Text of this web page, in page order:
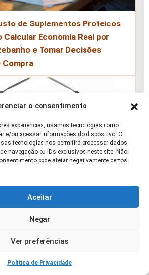
o consentimento
experiências, usamos tecnologias como
e/ou acessar informações do dispositivo. O
tecnologias nos permitirá processar dados
navegação ou IDs exclusivos neste site. Não
pode afetar negativamente certos
Aceitar
Negar
Ver preferências
Política de Privacidade
de Suplementos Proteicos
Calcular Economia Real por
e Tomar Decisões
Compra